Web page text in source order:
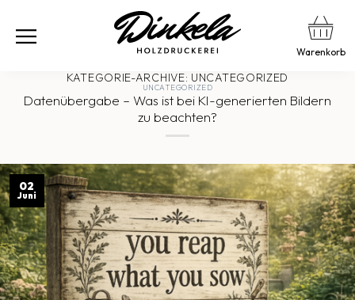
Warenkorb
KATEGORIE-ARCHIVE: UNCATEGORIZED
UNCATEGORIZED
Datenübergabe – Was ist bei KI-generierten Bildern
zu beachten?
02
Juni